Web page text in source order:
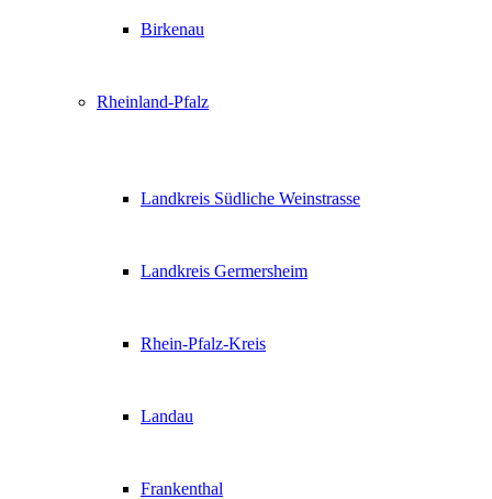
Birkenau
Rheinland-Pfalz
Landkreis Südliche Weinstrasse
Landkreis Germersheim
Rhein-Pfalz-Kreis
Landau
Frankenthal